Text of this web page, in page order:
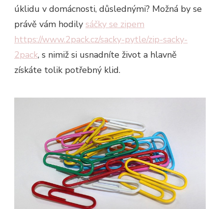
úklidu v domácnosti, důslednými? Možná by se
právě vám hodily sáčky se zipem
https://www.2pack.cz/sacky-pytle/zip-sacky-
2pack, s nimiž si usnadníte život a hlavně
získáte tolik potřebný klid.